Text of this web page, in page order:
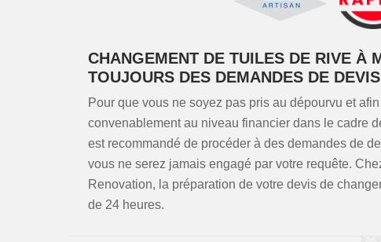
CHANGEMENT DE TUILES DE RIVE À
TOUJOURS DES DEMANDES DE
Pour que vous ne soyez pas pris au dépourvu et
convenablement au niveau financier dans le cadre
est recommandé de procéder à des demandes de
vous ne serez jamais engagé par votre requête.
Renovation, la préparation de votre devis de
de 24 heures.